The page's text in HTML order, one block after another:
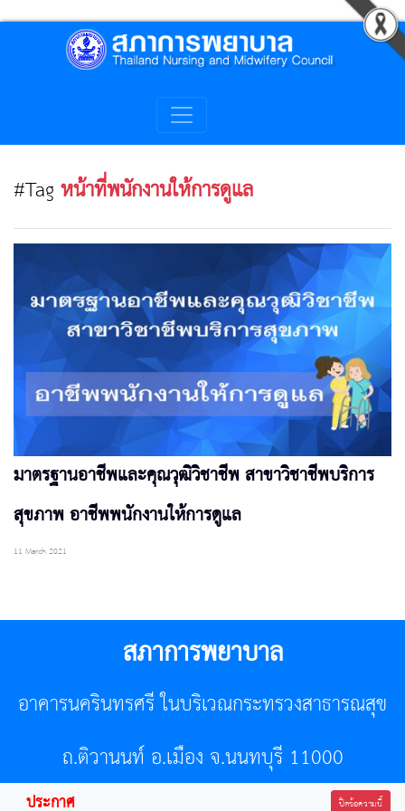
#Tagหน้าที่พนักงานให้การดูแล
มาตรฐานอาชีพและคุณวุฒิวิชาชีพ สาขาวิชาชีพบริการ
สุขภาพ อาชีพพนักงานให้การดูแล
11 March 2021
สภาการพยาบาล
อาคารนครินทรศรี ในบริเวณกระทรวงสาธารณสุข
ถ.ติวานนท์ อ.เมือง จ.นนทบุรี 11000
ประกาศ ปิดข้อความนี้